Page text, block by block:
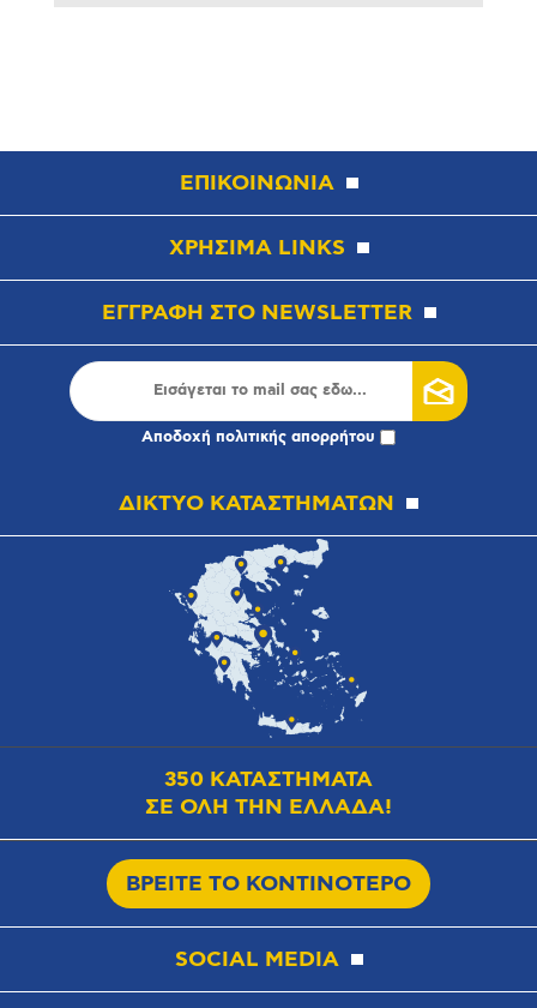
ΕΠΙΚΟΙΝΩΝΙΑ
ΧΡΗΣΙΜΑ LINKS
ΕΓΓΡΑΦΗ ΣΤΟ NEWSLETTER
Αποδοχή πολιτικής απορρήτου
ΔΙΚΤΥΟ ΚΑΤΑΣΤΗΜΑΤΩΝ
350 ΚΑΤΑΣΤΗΜΑΤΑ
ΣΕ ΟΛΗ ΤΗΝ ΕΛΛΑΔΑ!
ΒΡΕΙΤΕ ΤΟ ΚΟΝΤΙΝΟΤΕΡΟ
SOCIAL MEDIA